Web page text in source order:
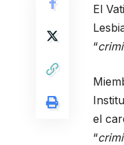
El
“
el
“